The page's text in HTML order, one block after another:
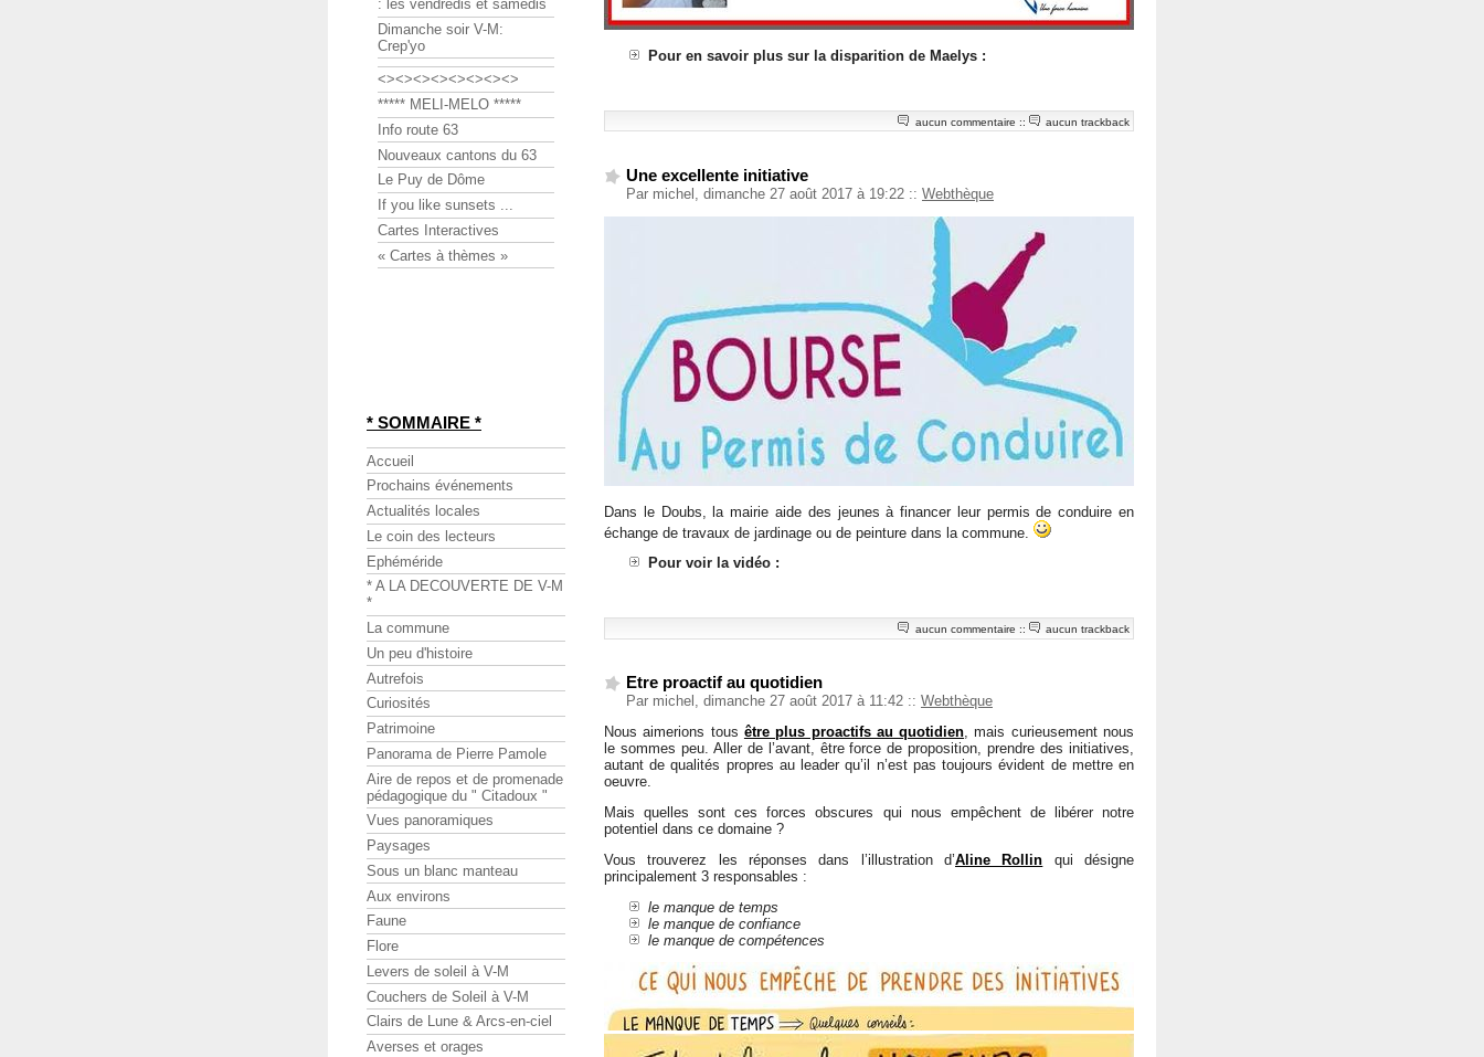
Pour en savoir plus sur la disparition de Maelys :
aucun commentaire :: aucun trackback
Une excellente initiative
Par michel, dimanche 27 août 2017 à 19:22 :: Webthèque
Dans le Doubs, la mairie aide des jeunes à financer leur permis de conduire en
échange de travaux de jardinage ou de peinture dans la commune.
Pour voir la vidéo :
aucun commentaire :: aucun trackback
Etre proactif au quotidien
Par michel, dimanche 27 août 2017 à 11:42 :: Webthèque
Nous aimerions tous être plus proactifs au quotidien, mais curieusement nous
le sommes peu. Aller de l’avant, être force de proposition, prendre des initiatives,
autant de qualités propres au leader qu’il n’est pas toujours évident de mettre en
oeuvre.
Mais quelles sont ces forces obscures qui nous empêchent de libérer notre
potentiel dans ce domaine ?
Vous trouverez les réponses dans l’illustration d’Aline Rollin qui désigne
principalement 3 responsables :
le manque de temps
le manque de confiance
le manque de compétences
: les vendredis et samedis
Dimanche soir V-M:
Crep'yo
<><><><><><><><>
***** MELI-MELO *****
Info route 63
Nouveaux cantons du 63
Le Puy de Dôme
If you like sunsets ...
Cartes Interactives
« Cartes à thèmes »
* SOMMAIRE *
Accueil
Prochains événements
Actualités locales
Le coin des lecteurs
Ephéméride
* A LA DECOUVERTE DE V-M
*
La commune
Un peu d'histoire
Autrefois
Curiosités
Patrimoine
Panorama de Pierre Pamole
Aire de repos et de promenade
pédagogique du " Citadoux "
Vues panoramiques
Paysages
Sous un blanc manteau
Aux environs
Faune
Flore
Levers de soleil à V-M
Couchers de Soleil à V-M
Clairs de Lune & Arcs-en-ciel
Averses et orages